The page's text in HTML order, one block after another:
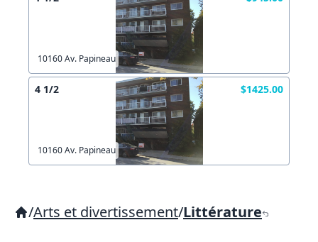
10160 Av. Papineau
4 1/2 $1425.00
10160 Av. Papineau
/Arts et divertissement/Littérature